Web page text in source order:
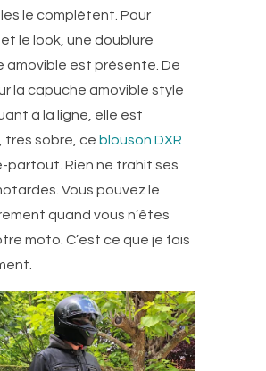
le complètent. Pour
et le look, une doublure
amovible est présente. De
la capuche amovible style
à la ligne, elle est
très sobre, ce blouson DXR
partout. Rien ne trahit ses
Vous pouvez le
quand vous n’êtes
moto. C’est ce que je fais